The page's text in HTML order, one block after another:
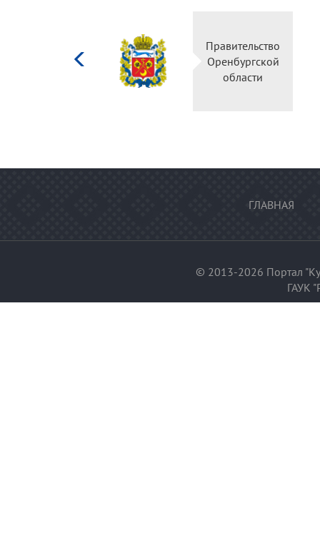
Правительство
Оренбургской
области
ГЛАВНАЯ
© 2013-2026 Портал
ГАУК